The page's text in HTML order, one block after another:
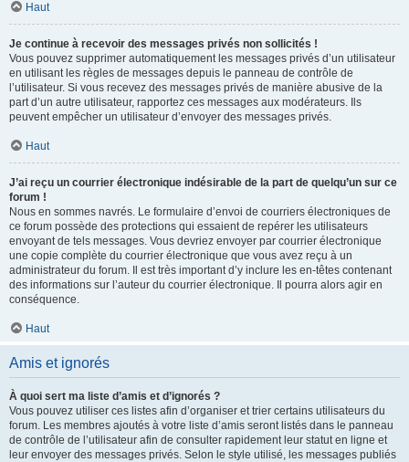
Haut
Je continue à recevoir des messages privés non sollicités !
Vous pouvez supprimer automatiquement les messages privés d’un utilisateur
en utilisant les règles de messages depuis le panneau de contrôle de
l’utilisateur. Si vous recevez des messages privés de manière abusive de la
part d’un autre utilisateur, rapportez ces messages aux modérateurs. Ils
peuvent empêcher un utilisateur d’envoyer des messages privés.
Haut
J’ai reçu un courrier électronique indésirable de la part de quelqu’un sur ce
forum !
Nous en sommes navrés. Le formulaire d’envoi de courriers électroniques de
ce forum possède des protections qui essaient de repérer les utilisateurs
envoyant de tels messages. Vous devriez envoyer par courrier électronique
une copie complète du courrier électronique que vous avez reçu à un
administrateur du forum. Il est très important d’y inclure les en-têtes contenant
des informations sur l’auteur du courrier électronique. Il pourra alors agir en
conséquence.
Haut
Amis et ignorés
À quoi sert ma liste d’amis et d’ignorés ?
Vous pouvez utiliser ces listes afin d’organiser et trier certains utilisateurs du
forum. Les membres ajoutés à votre liste d’amis seront listés dans le panneau
de contrôle de l’utilisateur afin de consulter rapidement leur statut en ligne et
leur envoyer des messages privés. Selon le style utilisé, les messages publiés